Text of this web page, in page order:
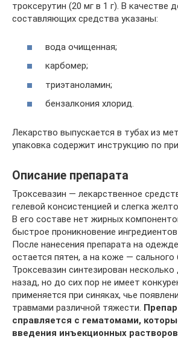
троксерутин (20 мг в 1 г). В качестве
составляющих средства указаны:
вода очищенная;
карбомер;
триэтаноламин;
бензалкония хлорид.
Лекарство выпускается в тубах из
упаковка содержит инструкцию по
Описание препарата
Троксевазин — лекарственное
гелевой консистенцией и слегка
В его составе нет жирных
быстрое проникновение
После нанесения препарата на
остается пятен, а на коже — сального
Троксевазин синтезирован
назад, но до сих пор не имеет
применяется при синяках, чье
травмами различной тяжести.
справляется с гематомами,
введения инъекционных